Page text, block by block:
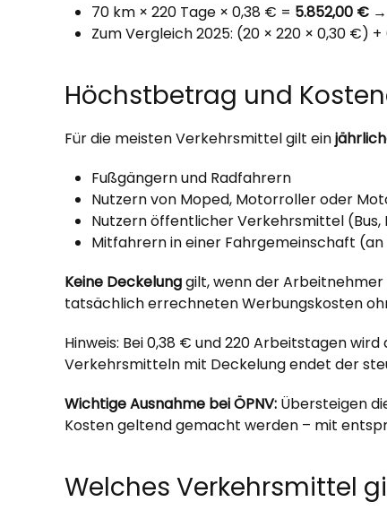
70 km × 220 Tage × 0,38 € = 5.852,00 €
Zum Vergleich 2025: (20 × 220 × 0,30 €)
Höchstbetrag und
Für die meisten Verkehrsmittel gilt ein
Fußgängern und Radfahrern
Nutzern von Moped, Motorroller oder
Nutzern öffentlicher Verkehrsmittel (Bus,
Mitfahrern in einer Fahrgemeinschaft
Keine Deckelunggilt, wenn der Arbeitnehmer
tatsächlich errechneten Werbungskosten
Hinweis: Bei 0,38 € und 220 Arbeitstagen
Verkehrsmitteln mit Deckelung endet der
Wichtige Ausnahme bei ÖPNV: Übersteigen
Kosten geltend gemacht werden – mit
Welches Verkehrsmittel